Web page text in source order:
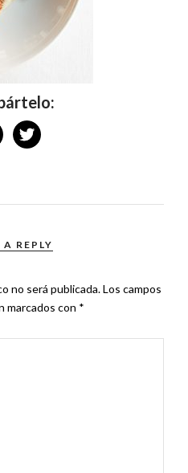
A REPLY
no será publicada.Los campos
marcados con *